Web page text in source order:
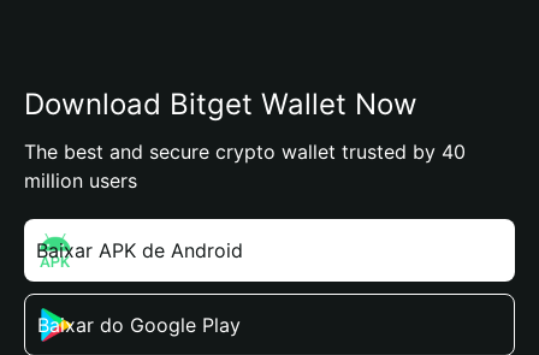
Download Bitget Wallet Now
The best and secure crypto wallet trusted by 40
million users
Baixar APK de Android
Baixar do Google Play